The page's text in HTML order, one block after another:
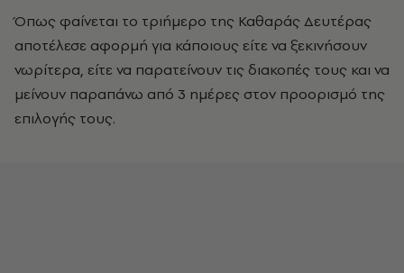
Όπως φαίνεται το τριήμερο της Καθαράς Δευτέρας
αποτέλεσε αφορμή για κάποιους είτε να ξεκινήσουν
νωρίτερα, είτε να παρατείνουν τις διακοπές τους και να
μείνουν παραπάνω από 3 ημέρες στον προορισμό της
επιλογής τους.